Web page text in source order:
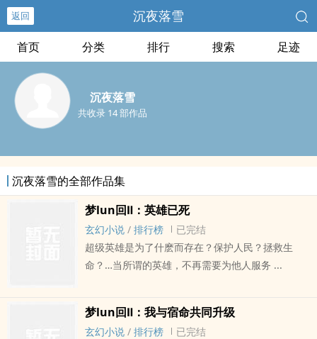
返回 沉夜落雪
首页 分类 排行 搜索 足迹
沉夜落雪
共收录 14 部作品
沉夜落雪的全部作品集
梦lun回Ⅱ：英雄已死
玄幻小说 / 排行榜
已完结
超级英雄是为了什麽而存在？保护人民？拯救生
命？…当所谓的英雄，不再需要为他人服务 ...
梦lun回Ⅱ：我与宿命共同升级
玄幻小说 / 排行榜
已完结